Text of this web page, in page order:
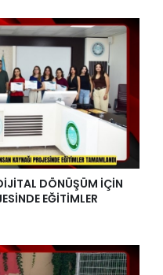
DÖNÜŞÜM İÇİN
EĞİTİMLER